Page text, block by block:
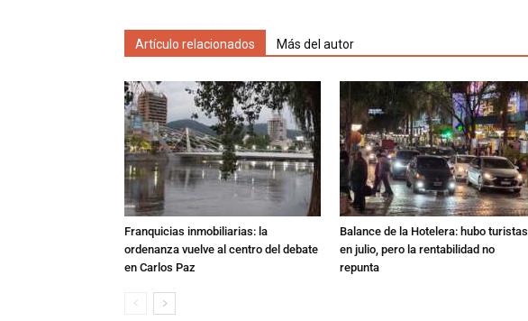
Artículo relacionados Más del autor
Franquicias inmobiliarias: la
ordenanza vuelve al centro del debate
en Carlos Paz
Balance de la Hotelera: hubo turistas
en julio, pero la rentabilidad no
repunta